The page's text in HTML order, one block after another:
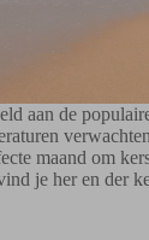
aan de
maand om
je her en der